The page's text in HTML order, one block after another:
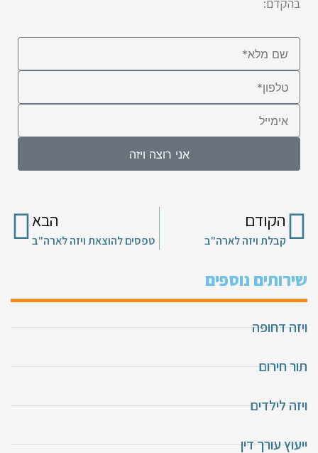
אני רוצה ויזה
הקודם
קבלת ויזה לארה"ב
הבא
טפסים להוצאת ויזה לארה"ב
שירותים נוספים
ויזה דחופה
תור חירום
ויזה לילדים
ייעוץ עורך דין